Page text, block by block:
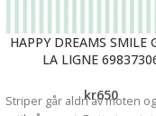
HAPPY DREAMS SMILE
LA LIGNE
kr650
Striper går aldri av moten